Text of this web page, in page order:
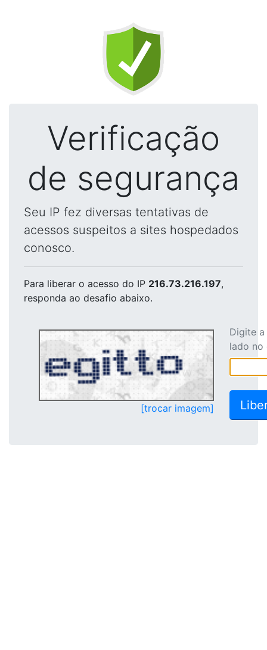
Verificação
de segurança
Seu IP fez diversas tentativas de
acessos suspeitos a sites hospedados
conosco.
Para liberar o acesso do IP 216.73.216.197,
responda ao desafio abaixo.
[trocar imagem]
Digite
lado no